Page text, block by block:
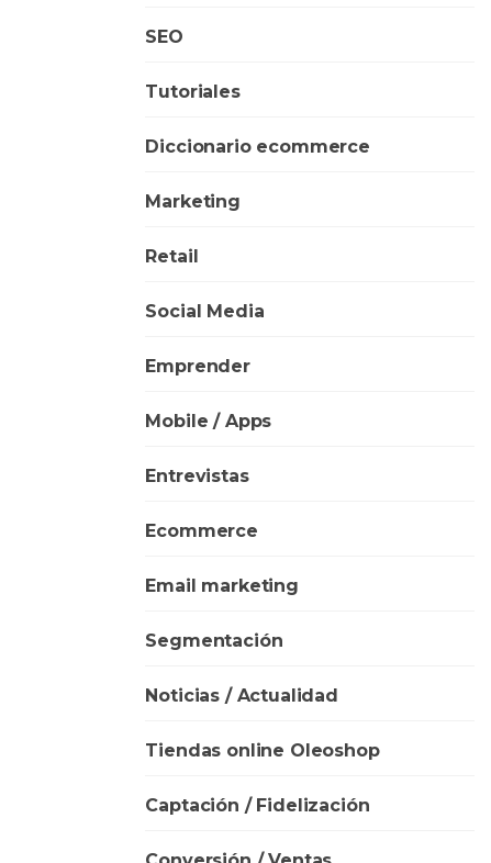
SEO
Tutoriales
Diccionario ecommerce
Marketing
Retail
Social Media
Emprender
Mobile / Apps
Entrevistas
Ecommerce
Email marketing
Segmentación
Noticias / Actualidad
Tiendas online Oleoshop
Captación / Fidelización